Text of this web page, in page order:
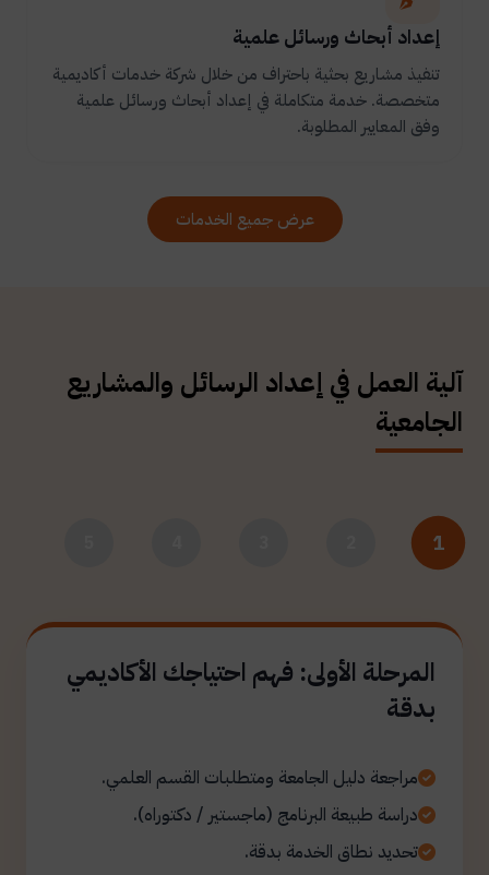
إعداد أبحاث ورسائل علمية
تنفيذ مشاريع بحثية باحتراف من خلال شركة خدمات أكاديمية
متخصصة. خدمة متكاملة في إعداد أبحاث ورسائل علمية
وفق المعايير المطلوبة.
عرض جميع الخدمات
آلية العمل في إعداد الرسائل والمشاريع
الجامعية
1
المرحلة الأولى: فهم احتياجك الأكاديمي
بدقة
مراجعة دليل الجامعة ومتطلبات القسم العلمي.
دراسة طبيعة البرنامج (ماجستير / دكتوراه).
تحديد نطاق الخدمة بدقة.